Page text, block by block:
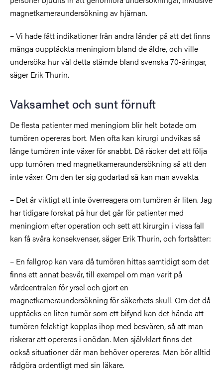
magnetkameraundersökning av hjärnan.
– Vi hade fått indikationer från andra länder på att det finns
många oupptäckta meningiom bland de äldre, och ville
undersöka hur väl detta stämde bland svenska 70-åringar,
säger Erik Thurin.
Vaksamhet och sunt förnuft
De flesta patienter med meningiom blir helt botade om
tumören opereras bort. Men ofta kan kirurgi undvikas så
länge tumören inte växer för snabbt. Då räcker det att följa
upp tumören med magnetkameraundersökning så att den
inte växer. Om den ter sig godartad så kan man avvakta.
– Det är viktigt att inte överreagera om tumören är liten. Jag
har tidigare forskat på hur det går för patienter med
meningiom efter operation och sett att kirurgin i vissa fall
kan få svåra konsekvenser, säger Erik Thurin, och fortsätter:
– En fallgrop kan vara då tumören hittas samtidigt som det
finns ett annat besvär, till exempel om man varit på
vårdcentralen för yrsel och gjort en
magnetkameraundersökning för säkerhets skull. Om det då
upptäcks en liten tumör som ett bifynd kan det hända att
tumören felaktigt kopplas ihop med besvären, så att man
riskerar att opereras i onödan. Men självklart finns det
också situationer där man behöver opereras. Man bör alltid
rådgöra ordentligt med sin läkare.